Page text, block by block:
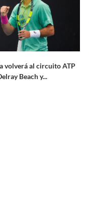
al circuito ATP
Beach y...